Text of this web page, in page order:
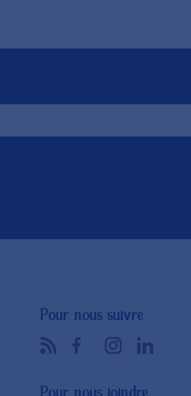
Pour nous suivre
Pour nous joindre